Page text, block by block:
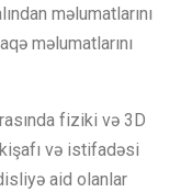
məlumatlarını
məlumatlarını
fiziki və 3D
və istifadəsi
aid olanlar